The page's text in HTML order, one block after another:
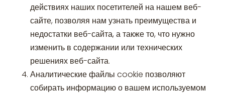
действиях наших посетителей на нашем веб-
сайте, позволяя нам узнать преимущества и
недостатки веб-сайта, а также то, что нужно
изменить в содержании или технических
решениях веб-сайта.
Аналитические файлы cookie позволяют
собирать информацию о вашем используемом